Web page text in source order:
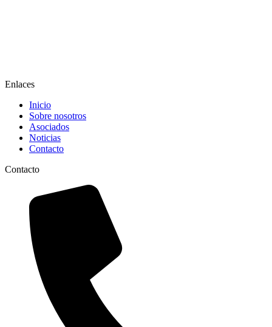
Enlaces
Inicio
Sobre nosotros
Asociados
Noticias
Contacto
Contacto